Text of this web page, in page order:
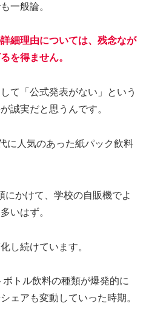
一般論。
細理由については、残念なが
を得ません。
て「公式発表がない」という
誠実だと思うんです。
に人気のあった紙パック飲料
にかけて、学校の自販機でよ
いはず。
し続けています。
トル飲料の種類が爆発的に
ェアも変動していった時期。